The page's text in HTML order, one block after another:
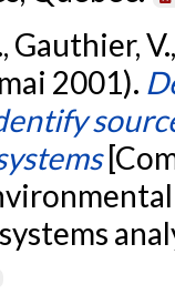
Gauthier,
2001).